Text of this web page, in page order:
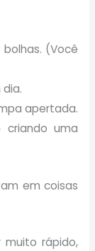
(Você
apertada.
criando uma
em coisas
muito rápido,